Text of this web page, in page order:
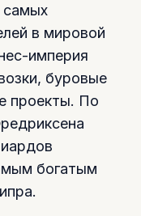
самых
в мировой
империя
буровые
проекты. По
богатым